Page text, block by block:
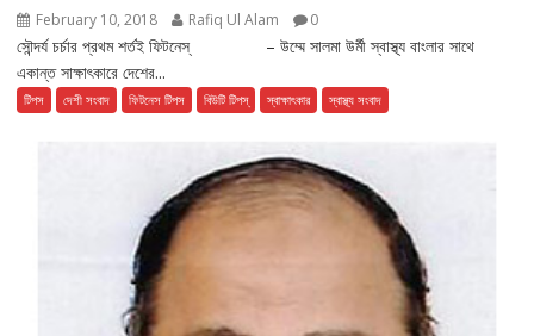
February 10, 2018 Rafiq Ul Alam 0
সৌন্দর্য চর্চার প্রথম শর্তই ফিটনেস্ – উম্মে সালমা উর্মী স্বাস্থ্য বাংলার সাথে
একান্ত সাক্ষাৎকারে দেশের...
টিপস দেশী সংবাদ ফিটনেস টিপস বিউটি টিপস্ স্বাক্ষাৎকার স্বাস্থ্য সংবাদ